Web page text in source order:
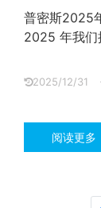
普密斯2025
2025 年我们
2025/12/31
阅读更多